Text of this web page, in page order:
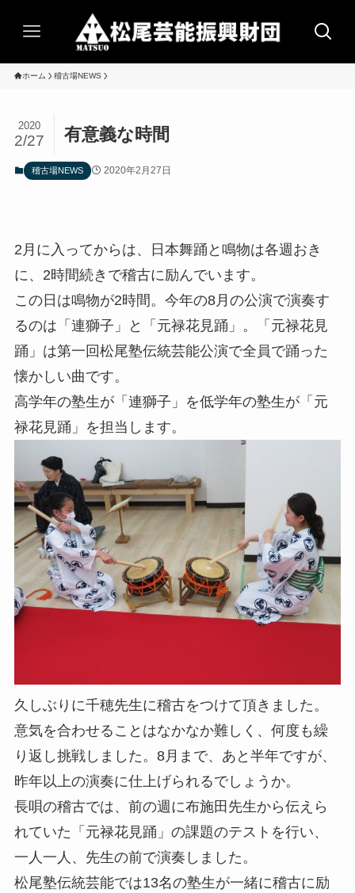
ホーム 稽古場NEWS
有意義な時間
2020
2/27
稽古場NEWS 2020年2月27日
2月に入ってからは、日本舞踊と鳴物は各週おき
に、2時間続きで稽古に励んでいます。
この日は鳴物が2時間。今年の8月の公演で演奏す
るのは「連獅子」と「元禄花見踊」。「元禄花見
踊」は第一回松尾塾伝統芸能公演で全員で踊った
懐かしい曲です。
高学年の塾生が「連獅子」を低学年の塾生が「元
禄花見踊」を担当します。
久しぶりに千穂先生に稽古をつけて頂きました。
意気を合わせることはなかなか難しく、何度も繰
り返し挑戦しました。8月まで、あと半年ですが、
昨年以上の演奏に仕上げられるでしょうか。
長唄の稽古では、前の週に布施田先生から伝えら
れていた「元禄花見踊」の課題のテストを行い、
一人一人、先生の前で演奏しました。
松尾塾伝統芸能では13名の塾生が一緒に稽古に励